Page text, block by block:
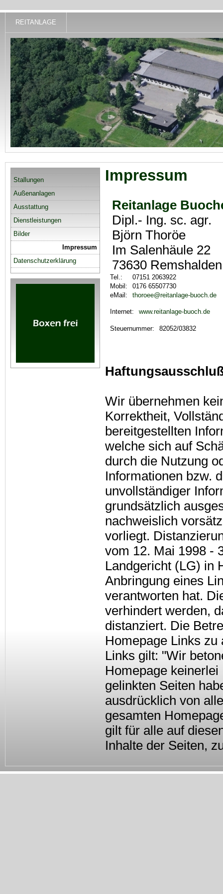
REITANLAGE
Stallungen
Außenanlagen
Ausstattung
Dienstleistungen
Bilder
Impressum
Datenschutzerklärung
Impressum
Reitanlage
Dipl.- Ing. sc. agr.
Björn Thoröe
Im Salenhäule 22
73630 Remshalden
Tel.:
07151 2063922
Mobil:
0176 65507730
eMail:
thoroee@reitanlage-buoch.de
Internet: www.reitanlage-buoch.de
Steuernummer: 82052/03832
Wir übernehmen
Korrektheit,
bereitgestellten
welche sich auf
durch die Nutzung
Informationen bzw.
unvollständiger
grundsätzlich
nachweislich
vorliegt.
vom 12. Mai 1998 -
Landgericht (LG) in
Anbringung eines
verantworten hat.
verhindert werden,
distanziert. Die
Homepage Links
Links gilt: "Wir
Homepage
gelinkten Seiten
ausdrücklich von
gesamten
gilt für alle auf
Inhalte der Seiten,